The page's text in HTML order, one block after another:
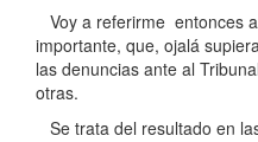
Voy a referirme entonces
importante, que, ojalá
las denuncias ante al
otras.
Se trata del resultado en